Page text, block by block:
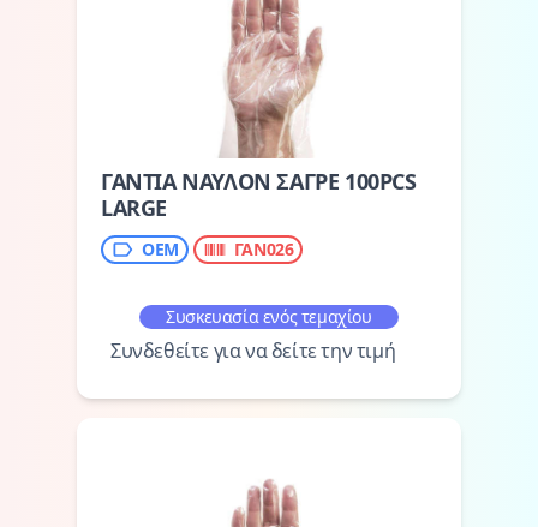
ΓΑΝΤΙΑ ΝΑΥΛΟΝ ΣΑΓΡΕ 100PCS
LARGE
ΟΕΜ ΓΑΝ026
Συσκευασία ενός τεμαχίου
Συνδεθείτε για να δείτε την τιμή